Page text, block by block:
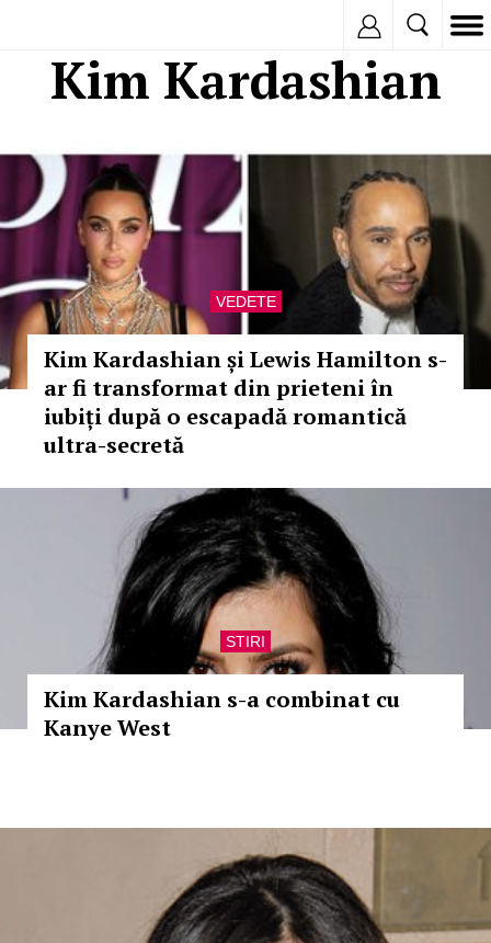
Kim Kardashian
VEDETE
Kim Kardashian și Lewis Hamilton s-
ar fi transformat din prieteni în
iubiți după o escapadă romantică
ultra-secretă
STIRI
Kim Kardashian s-a combinat cu
Kanye West